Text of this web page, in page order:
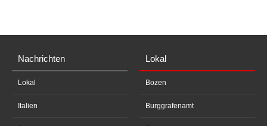
Nachrichten
Lokal
Italien
Lokal
Bozen
Burggrafenamt